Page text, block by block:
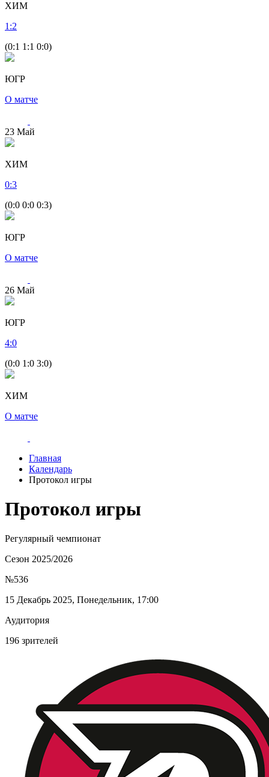
ХИМ
1 :2
(0:1 1:1 0:0)
ЮГР
О матче
23 Май
ХИМ
0:3
(0:0 0:0 0:3)
ЮГР
О матче
26 Май
ЮГР
4:0
(0:0 1:0 3:0)
ХИМ
О матче
Главная
Календарь
Протокол игры
Протокол игры
Регулярный чемпионат
Сезон 2025/2026
№536
15 Декабрь 2025, Понедельник, 17:00
Аудитория
196 зрителей